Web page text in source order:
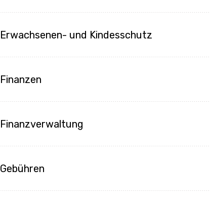
Erwachsenen- und Kindesschutz
Finanzen
Finanzverwaltung
Gebühren